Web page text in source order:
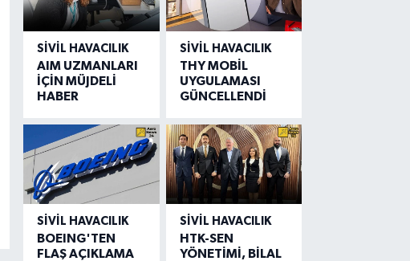
SIVIL HAVACILIK
AIM UZMANLARI
İÇİN MÜJDELİ
HABER
SIVIL HAVACILIK
THY MOBİL
UYGULAMASI
GÜNCELLENDİ
SIVIL HAVACILIK
BOEING'TEN
FLAŞ AÇIKLAMA
SIVIL HAVACILIK
HTK-SEN
YÖNETİMİ, BİLAL